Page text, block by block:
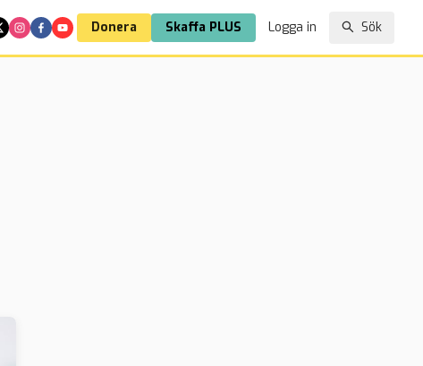
Donera Skaffa PLUS Logga in Sök